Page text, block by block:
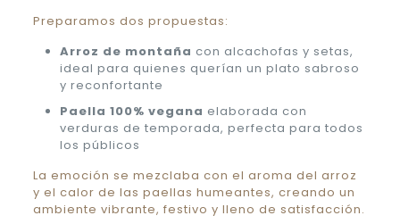
Preparamos dos propuestas:
Arroz de montaña con alcachofas y setas,
ideal para quienes querían un plato sabroso
y reconfortante
Paella 100% vegana elaborada con
verduras de temporada, perfecta para todos
los públicos
La emoción se mezclaba con el aroma del arroz
y el calor de las paellas humeantes, creando un
ambiente vibrante, festivo y lleno de satisfacción.